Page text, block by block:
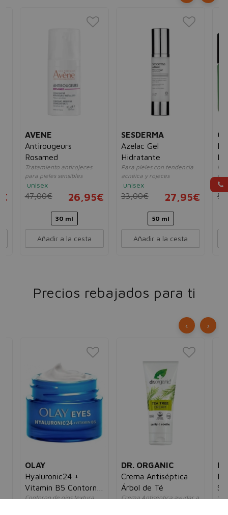
AVENE
Antirougeurs
Rosamed
Tratamiento antirojeces
para pieles sensibles
unisex
47,00€ 26,95€
30 ml
Añadir a la cesta
SESDERMA
Azelac Gel
Hidratante
Para pieles con tendencia
acnéica y rojeces
unisex
33,00€ 27,95€
50 ml
Añadir a la cesta
Precios rebajados para ti
y
OLAY
Hyaluronic24 +
Vitamin B5 Contorno
de Ojos
Contorno de ojos textura
DR. ORGANIC
Crema Antiséptica
Árbol de Té
Crema Antiséptica ayudar a
‹ ›